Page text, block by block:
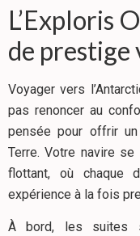
L’Exploris
de prestige
Voyager vers
pas renoncer au
pensée pour offrir
Terre. Votre navire
flottant, où chaque
expérience à la fois
À bord, les suites